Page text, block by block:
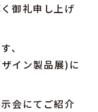
御礼申し上げ
、
イン製品展)に
会にてご紹介